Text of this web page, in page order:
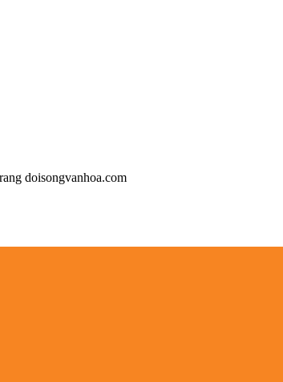
doisongvanhoa.com